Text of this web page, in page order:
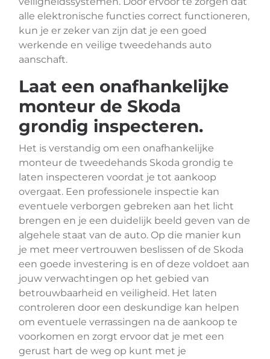
alle elektronische functies correct functioneren,
kun je er zeker van zijn dat je een goed
werkende en veilige tweedehands auto
aanschaft.
Laat een onafhankelijke
monteur de Skoda
grondig inspecteren.
Het is verstandig om een onafhankelijke
monteur de tweedehands Skoda grondig te
laten inspecteren voordat je tot aankoop
overgaat. Een professionele inspectie kan
eventuele verborgen gebreken aan het licht
brengen en je een duidelijk beeld geven van de
algehele staat van de auto. Op die manier kun
je met meer vertrouwen beslissen of de Skoda
een goede investering is en of deze voldoet aan
jouw verwachtingen op het gebied van
betrouwbaarheid en veiligheid. Het laten
controleren door een deskundige kan helpen
om eventuele verrassingen na de aankoop te
voorkomen en zorgt ervoor dat je met een
gerust hart de weg op kunt met je